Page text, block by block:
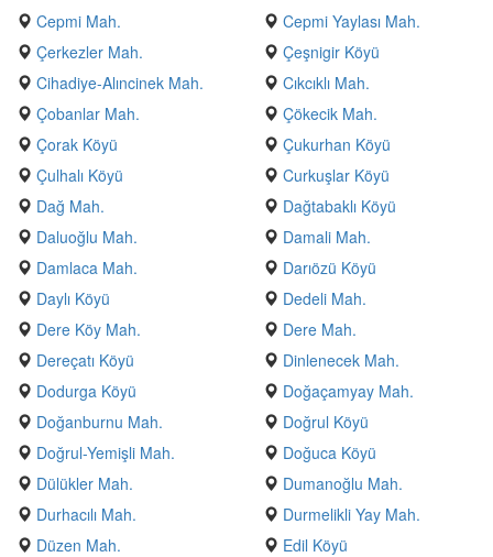
Cepmi Mah.
Cepmi Yaylası Mah.
Çerkezler Mah.
Çeşnigir Köyü
Cihadiye-Alıncinek Mah.
Cıkcıklı Mah.
Çobanlar Mah.
Çökecik Mah.
Çorak Köyü
Çukurhan Köyü
Çulhalı Köyü
Curkuşlar Köyü
Dağ Mah.
Dağtabaklı Köyü
Daluoğlu Mah.
Damali Mah.
Damlaca Mah.
Darıözü Köyü
Daylı Köyü
Dedeli Mah.
Dere Köy Mah.
Dere Mah.
Dereçatı Köyü
Dinlenecek Mah.
Dodurga Köyü
Doğaçamyay Mah.
Doğanburnu Mah.
Doğrul Köyü
Doğrul-Yemişli Mah.
Doğuca Köyü
Dülükler Mah.
Dumanoğlu Mah.
Durhacılı Mah.
Durmelikli Yay Mah.
Düzen Mah.
Edil Köyü